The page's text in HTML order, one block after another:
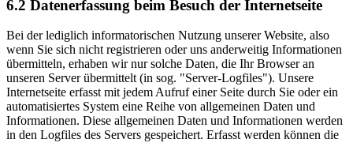
6.2 Datenerfassung beim Besuch der Internetseite
Bei der lediglich informatorischen Nutzung unserer Website, also
wenn Sie sich nicht registrieren oder uns anderweitig Informationen
übermitteln, erhaben wir nur solche Daten, die Ihr Browser an
unseren Server übermittelt (in sog. "Server-Logfiles"). Unsere
Internetseite erfasst mit jedem Aufruf einer Seite durch Sie oder ein
automatisiertes System eine Reihe von allgemeinen Daten und
Informationen. Diese allgemeinen Daten und Informationen werden
in den Logfiles des Servers gespeichert. Erfasst werden können die